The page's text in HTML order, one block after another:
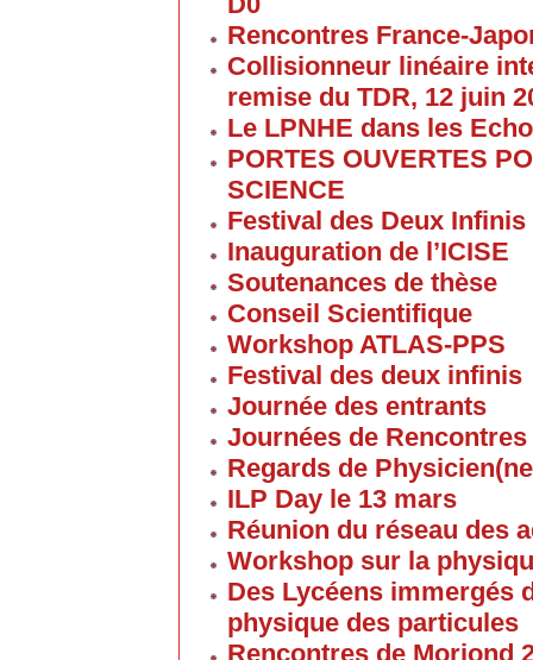
Rencontres France-
Collisionneur linéaire
remise du TDR, 12 juin
Le LPNHE dans les
PORTES OUVERTES
SCIENCE
Festival des Deux Infinis
Inauguration de l’ICISE
Soutenances de thèse
Conseil Scientifique
Workshop ATLAS-PPS
Festival des deux infinis
Journée des entrants
Journées de
Regards de
ILP Day le 13 mars
Réunion du réseau des
Workshop sur la
Des Lycéens immergés
physique des particules
Rencontres de Moriond